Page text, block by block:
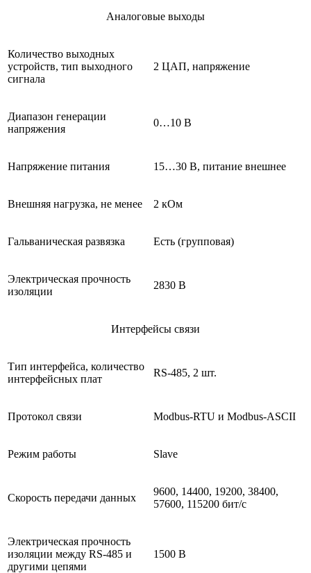
Аналоговые выходы
Количество выходных
устройств, тип выходного
сигнала
2 ЦАП, напряжение
Диапазон генерации
напряжения
0…10 В
Напряжение питания 15…30 В, питание внешнее
Внешняя нагрузка, не менее 2 кОм
Гальваническая развязка Есть (групповая)
Электрическая прочность
изоляции
2830 В
Интерфейсы связи
Тип интерфейса, количество
интерфейсных плат
RS-485, 2 шт.
Протокол связи Modbus-RTU и Modbus-ASCII
Режим работы Slave
Скорость передачи данных
9600, 14400, 19200, 38400,
57600, 115200 бит/с
Электрическая прочность
изоляции между RS-485 и
другими цепями
1500 В